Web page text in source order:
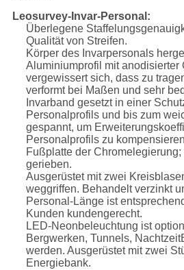
Leosurvey-Invar-Personal:
Überlegene
Qualität von Streifen.
Körper des Invarpersonals
Aluminiumprofil mit anodisierter
vergewissert sich, dass zu
verformt bei Maßen und sehr
Invarband gesetzt in einer
Personalprofils und bis zum
gespannt, um
Personalprofils zu
Fußplatte der Chromelegierung;
gerieben.
Ausgerüstet mit zwei
weggriffen. Behandelt verzinkt
Personal-Länge ist
Kunden kundengerecht.
LED-Neonbeleuchtung ist
Bergwerken, Tunnels,
werden. Ausgerüstet mit zwei
Energiebank.